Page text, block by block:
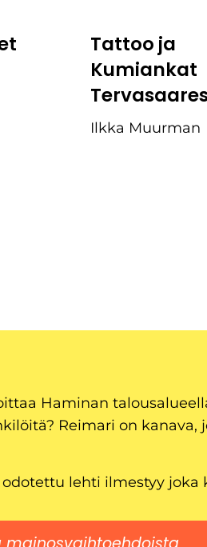
Tattoo ja
Kumiankat
Ilkka Muurman
Haminan
Reimari on
lehti ilmestyy joka